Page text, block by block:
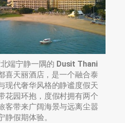
端宁静一隅的 Dusit Thani
喜天丽酒店，是一个融合泰
现代奢华风格的静谧度假天
花园环抱，度假村拥有两个
客带来广阔海景与远离尘嚣
静假期体验。